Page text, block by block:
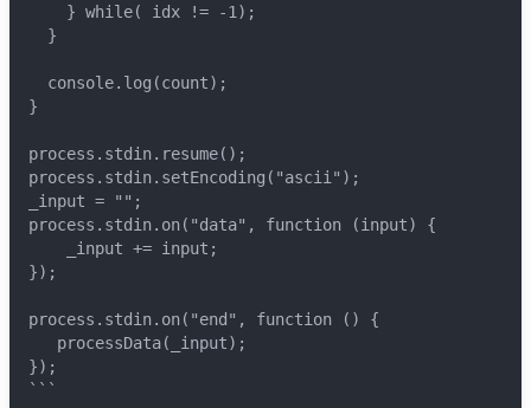
    } while( idx != -1);
  }
  console.log(count);
}
process.stdin.resume();
process.stdin.setEncoding("ascii");
_input = "";
process.stdin.on("data", function (input) {
    _input += input;
});
process.stdin.on("end", function () {
   processData(_input);
});
```